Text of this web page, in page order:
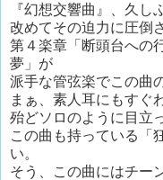
『幻想交響曲』、久し
改めてその迫力に圧倒
第４楽章「断頭台への
夢」が
派手な管弦楽でこの曲
まぁ、素人耳にもすぐ
殆どソロのように目立
この曲も持っている「
い。
そう、この曲にはチー